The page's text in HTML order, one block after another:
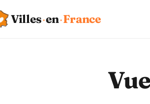
Villes·en·France